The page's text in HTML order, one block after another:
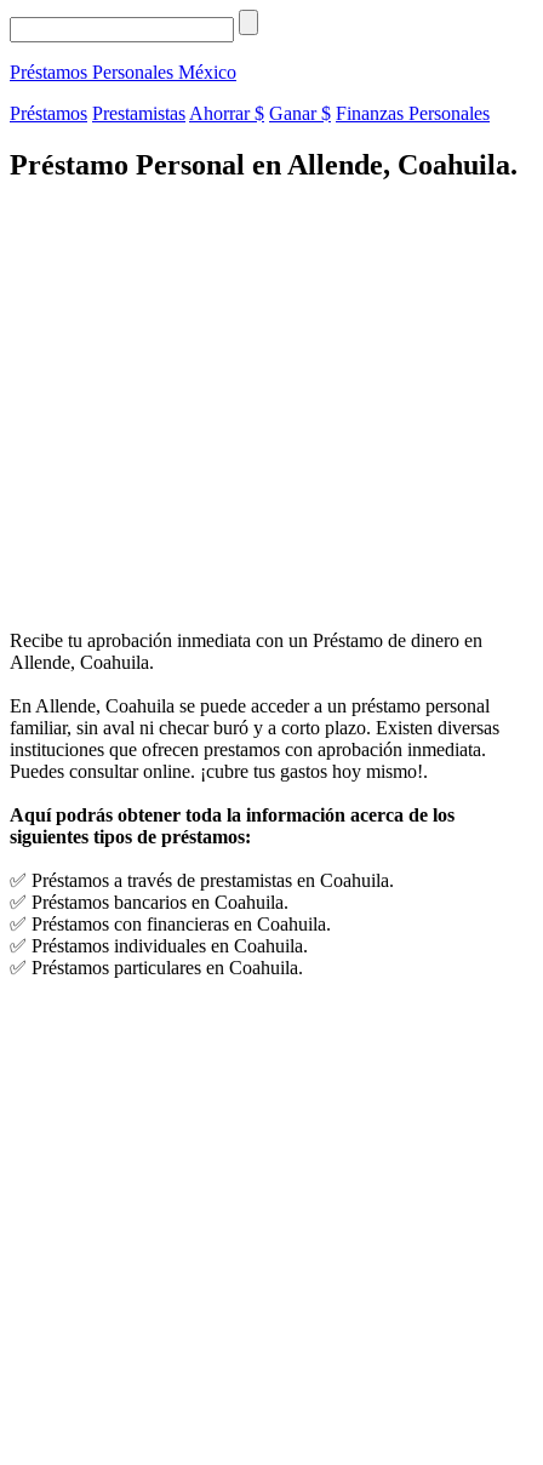
Préstamos Personales México
Préstamos Prestamistas Ahorrar $ Ganar $ Finanzas Personales
Préstamo Personal en Allende, Coahuila.
Recibe tu aprobación inmediata con un Préstamo de dinero en
Allende, Coahuila.
En Allende, Coahuila se puede acceder a un préstamo personal
familiar, sin aval ni checar buró y a corto plazo. Existen diversas
instituciones que ofrecen prestamos con aprobación inmediata.
Puedes consultar online. ¡cubre tus gastos hoy mismo!.
Aquí podrás obtener toda la información acerca de los
siguientes tipos de préstamos:
✅ Préstamos a través de prestamistas en Coahuila.
✅ Préstamos bancarios en Coahuila.
✅ Préstamos con financieras en Coahuila.
✅ Préstamos individuales en Coahuila.
✅ Préstamos particulares en Coahuila.